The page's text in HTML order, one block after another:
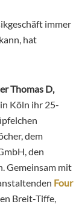
immer
hat
Thomas D,
Köln ihr 25-
dem
den
Gemeinsam mit
Four
Breit-Tiffe,